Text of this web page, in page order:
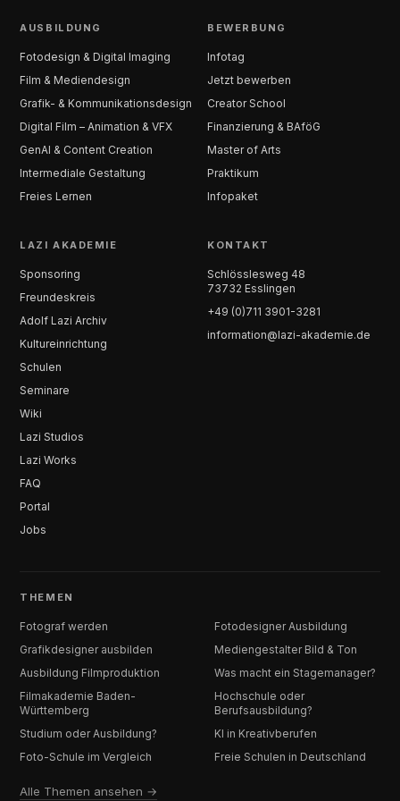
AUSBILDUNG
Fotodesign & Digital Imaging
Film & Mediendesign
Grafik- & Kommunikationsdesign
Digital Film – Animation & VFX
GenAI & Content Creation
Intermediale Gestaltung
Freies Lernen
BEWERBUNG
Infotag
Jetzt bewerben
Creator School
Finanzierung & BAföG
Master of Arts
Praktikum
Infopaket
LAZI AKADEMIE
Sponsoring
Freundeskreis
Adolf Lazi Archiv
Kultureinrichtung
Schulen
Seminare
Wiki
Lazi Studios
Lazi Works
FAQ
Portal
Jobs
KONTAKT
Schlösslesweg 48
73732 Esslingen
+49 (0)711 3901-3281
information@lazi-akademie.de
THEMEN
Fotograf werden
Fotodesigner Ausbildung
Grafikdesigner ausbilden
Mediengestalter Bild & Ton
Ausbildung Filmproduktion
Was macht ein Stagemanager?
Filmakademie Baden-
Württemberg
Hochschule oder
Berufsausbildung?
Studium oder Ausbildung?
KI in Kreativberufen
Foto-Schule im Vergleich
Freie Schulen in Deutschland
Alle Themen ansehen →